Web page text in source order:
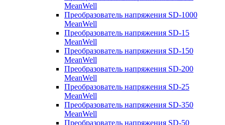
MeanWell
Преобразователь напряжения SD-1000
MeanWell
Преобразователь напряжения SD-15
MeanWell
Преобразователь напряжения SD-150
MeanWell
Преобразователь напряжения SD-200
MeanWell
Преобразователь напряжения SD-25
MeanWell
Преобразователь напряжения SD-350
MeanWell
Преобразователь напряжения SD-50